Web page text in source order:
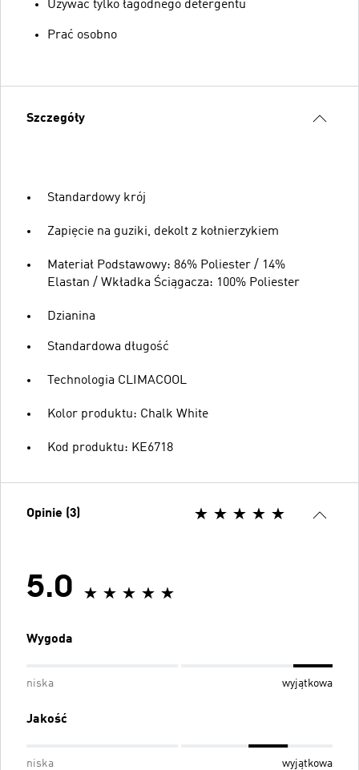
Używać tylko łagodnego detergentu
Prać osobno
Szczegóły
Standardowy krój
Zapięcie na guziki, dekolt z kołnierzykiem
Materiał Podstawowy: 86% Poliester / 14%
Elastan / Wkładka Ściągacza: 100% Poliester
Dzianina
Standardowa długość
Technologia CLIMACOOL
Kolor produktu: Chalk White
Kod produktu: KE6718
Opinie (3)
5.0
Wygoda
niska wyjątkowa
Jakość
niska wyjątkowa